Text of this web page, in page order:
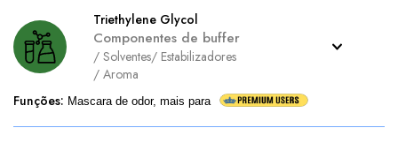
Triethylene Glycol
Componentes de buffer
/ Solventes/ Estabilizadores
/ Aroma
Funções: Mascara de odor, mais para